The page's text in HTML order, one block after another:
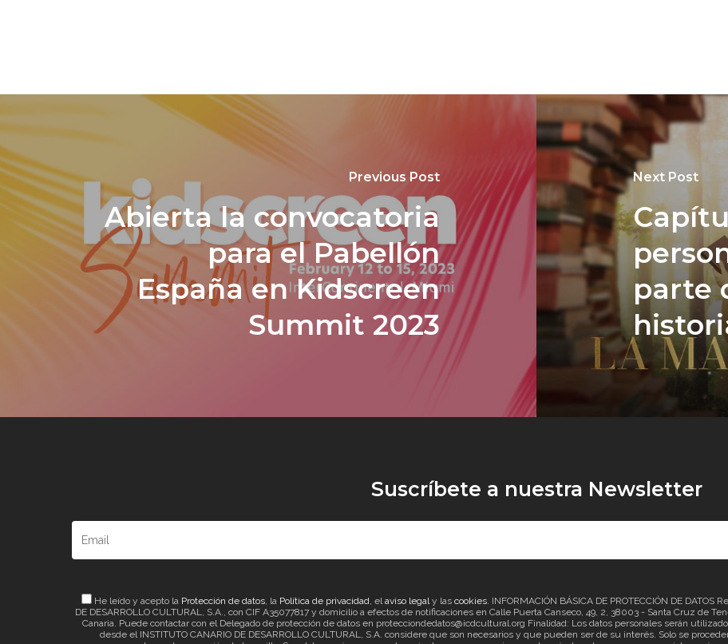
Previous Post
Abierta la convocatoria
para el Pabellón
España en Kidscreen
Summit 2023
Next Post
parte
Suscríbete a nuestra Newsletter
He leído y acepto la Protección de datos, la Política de privacidad, elaviso legaly las cookies. INFORMACIÓN BÁSICA DE PROTECCIÓN DE
DE DESARROLLO CULTURAL, S.A., con CIF A35077817 y domicilio a efectos de notificaciones en Calle Puerta Canseco, 49, 2, 38003 - Santa Cruz de
Canaria. Puede contactar con el Delegado de protección de datos en protecciondedatos@icdcultural.org Finalidad: Los datos personales serán
desde el INSTITUTO CANARIO DE DESARROLLO CULTURAL, S.A. considere que son necesarios y que pueden ser de su interés. Solo se